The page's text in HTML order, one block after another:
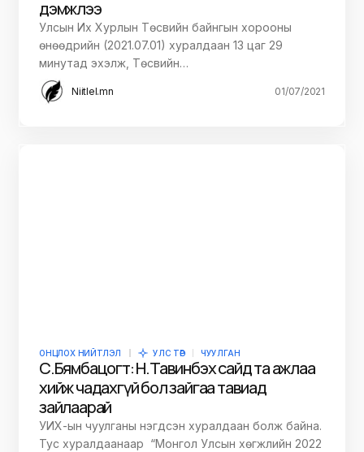
дэмжлээ
Улсын Их Хурлын Төсвийн байнгын хорооны
өнөөдрийн (2021.07.01) хуралдаан 13 цаг 29
минутад эхэлж, Төсвийн…
Niitlel.mn 01/07/2021
ОНЦЛОХ НИЙТЛЭЛ УЛС ТӨР ЧУУЛГАН
С.Бямбацогт: Н.Тавинбэх сайд та ажлаа
хийж чадахгүй бол зайгаа тавиад
зайлаарай
УИХ-ын чуулганы нэгдсэн хуралдаан болж байна.
Тус хуралдаанаар “Монгол Улсын хөгжлийн 2022